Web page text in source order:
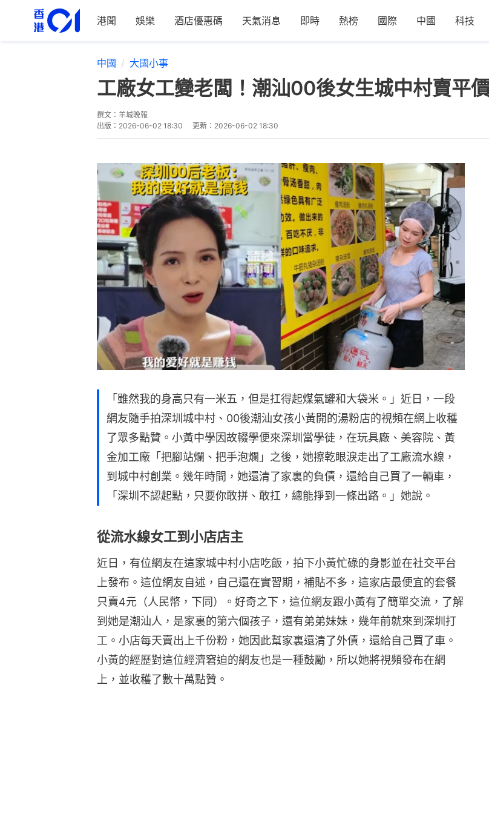
港聞 娛樂 酒店優惠碼 天氣消息 即時 熱榜 國際 中國 科技
中國 大國小事
工廠女工變老闆！潮汕00後女生城中村賣平
撰文： 羊城晚報
出版： 2026-06-02 18:30 更新： 2026-06-02 18:30
「雖然我的身高只有一米五，但是扛得起煤氣罐和大袋米。」近日，一段
網友隨手拍深圳城中村、00後潮汕女孩小黃開的湯粉店的視頻在網上收穫
了眾多點贊。小黃中學因故輟學便來深圳當學徒，在玩具廠、美容院、黃
金加工廠「把腳站爛、把手泡爛」之後，她擦乾眼淚走出了工廠流水線，
到城中村創業。幾年時間，她還清了家裏的負債，還給自己買了一輛車，
「深圳不認起點，只要你敢拼、敢扛，總能掙到一條出路。」她說。
從流水線女工到小店店主
近日，有位網友在這家城中村小店吃飯，拍下小黃忙碌的身影並在社交平台
上發布。這位網友自述，自己還在實習期，補貼不多，這家店最便宜的套餐
只賣4元（人民幣，下同）。好奇之下，這位網友跟小黃有了簡單交流，了解
到她是潮汕人，是家裏的第六個孩子，還有弟弟妹妹，幾年前就來到深圳打
工。小店每天賣出上千份粉，她因此幫家裏還清了外債，還給自己買了車。
小黃的經歷對這位經濟窘迫的網友也是一種鼓勵，所以她將視頻發布在網
上，並收穫了數十萬點贊。